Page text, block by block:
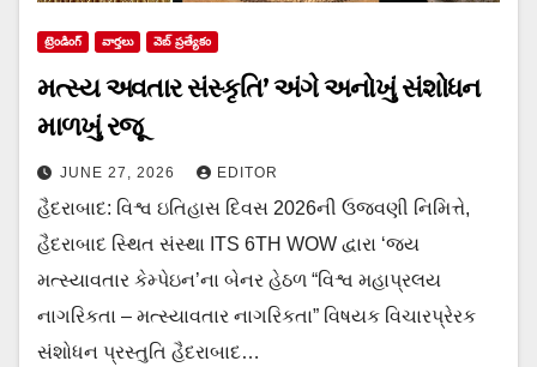
ట్రెండింగ్ వార్త‌లు వెబ్ ప్రత్యేకం
મત્સ્ય અવતાર સંસ્કૃતિ’ અંગે અનોખું સંશોધન
માળખું રજૂ
JUNE 27, 2026 EDITOR
હૈદરાબાદ: વિશ્વ ઇતિહાસ દિવસ 2026ની ઉજવણી નિમિત્તે,
હૈદરાબાદ સ્થિત સંસ્થા ITS 6TH WOW દ્વારા ‘જય
મત્સ્યાવતાર કેમ્પેઇન’ના બેનર હેઠળ “વિશ્વ મહાપ્રલય
નાગરિકતા – મત્સ્યાવતાર નાગરિકતા” વિષયક વિચારપ્રેરક
સંશોધન પ્રસ્તુતિ હૈદરાબાદ…